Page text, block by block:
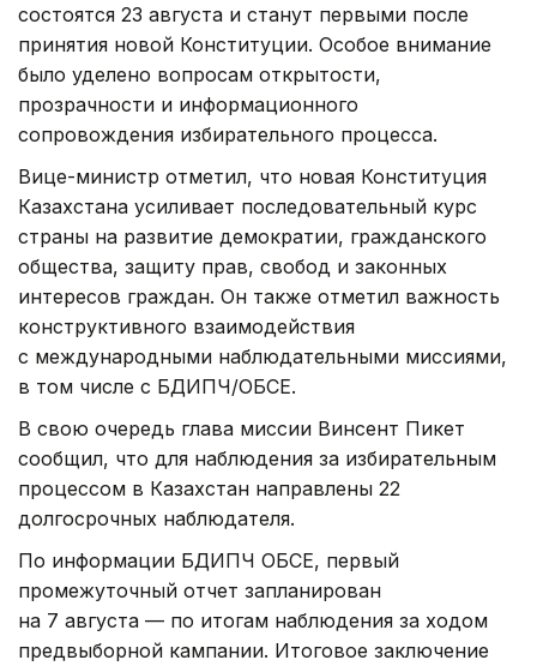
состоятся 23 августа и станут первыми после
принятия новой Конституции. Особое внимание
было уделено вопросам открытости,
прозрачности и информационного
сопровождения избирательного процесса.
Вице-министр отметил, что новая Конституция
Казахстана усиливает последовательный курс
страны на развитие демократии, гражданского
общества, защиту прав, свобод и законных
интересов граждан. Он также отметил важность
конструктивного взаимодействия
с международными наблюдательными миссиями,
в том числе с БДИПЧ/ОБСЕ.
В свою очередь глава миссии Винсент Пикет
сообщил, что для наблюдения за избирательным
процессом в Казахстан направлены 22
долгосрочных наблюдателя.
По информации БДИПЧ ОБСЕ, первый
промежуточный отчет запланирован
на 7 августа — по итогам наблюдения за ходом
предвыборной кампании. Итоговое заключение